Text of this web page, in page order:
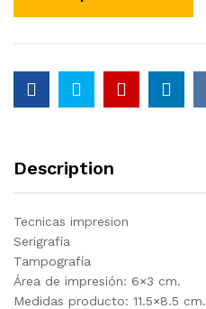
Description
Tecnicas impresion
Serigrafía
Tampografía
Área de impresión: 6×3 cm.
Medidas producto: 11.5×8.5 cm.